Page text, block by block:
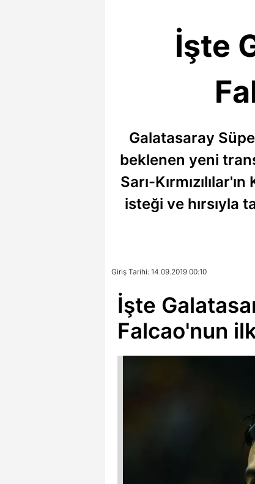
İşte
Galatasaray
beklenen yeni
Sarı-
isteği ve hırsıyla
Giriş Tarihi: 14.09.2019 00:10
İşte
Falcao'nun